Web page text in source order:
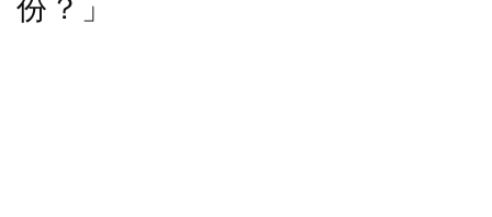
份？」